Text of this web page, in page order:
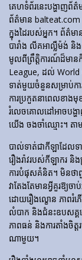
គេហទំព័រ​នេះ​បង្ហាញ​ព័
ព័ត៌មាន balteat.com
ក្នុងដៃរបស់អ្នក។ ព័ត៌
បារាំង លីគអាល្លឺម៉ង់ និង
មូលពីព្រឹត្តិការណ៍ដ៏មាន
League, ដល់ World
ទាត់មួយចំនួនសម្រាប់កា
ការប្រកួតនាពេលខាង
រំលេចគោលដៅអាចបង្ហ
យើង ចងចាំឈ្មោះ។ តាម
បាល់ទាត់​ជា​កីឡា​ដែល​ទ
រឿងរ៉ាវ​របស់​កីឡាករ និ
ការ​បំផុស​គំនិត។ មិនថា
វាតែងតែមានអ្វីគួរឱ្យ
ដោយ​រឿង​ល្ខោន ភាព​រំ
លំបាក និងជំនះឧបសគ្គដើ
ភាពធន់ និងការតាំងចិ
ណាមួយ។